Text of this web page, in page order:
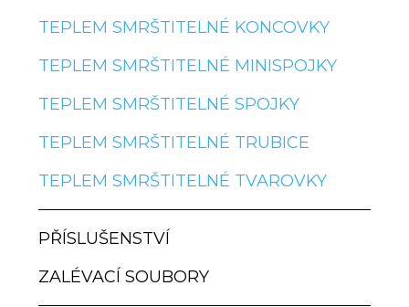
TEPLEM SMRŠTITELNÉ KONCOVKY
TEPLEM SMRŠTITELNÉ MINISPOJKY
TEPLEM SMRŠTITELNÉ SPOJKY
TEPLEM SMRŠTITELNÉ TRUBICE
TEPLEM SMRŠTITELNÉ TVAROVKY
PŘÍSLUŠENSTVÍ
ZALÉVACÍ SOUBORY